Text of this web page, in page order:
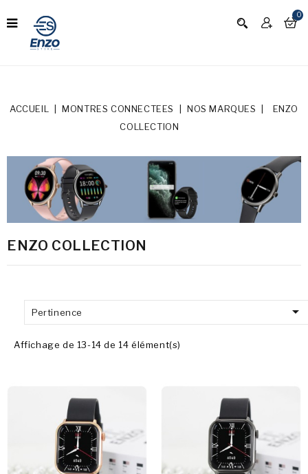
0
ACCUEIL MONTRES CONNECTEES NOS MARQUES
ENZO
COLLECTION
ENZO COLLECTION
Pertinence 
Affichage de 13-14 de 14 élément(s)